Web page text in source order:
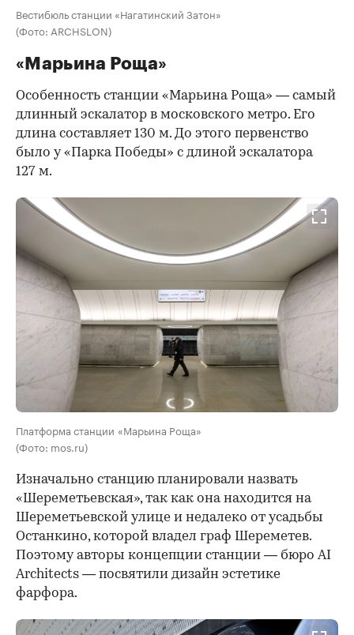
Вестибюль станции «Нагатинский Затон»
(Фото: ARCHSLON)
«Марьина Роща»
Особенность станции «Марьина Роща» — самый
длинный эскалатор в московского метро. Его
длина составляет 130 м. До этого первенство
было у «Парка Победы» с длиной эскалатора
127 м.
Платформа станции «Марьина Роща»
(Фото: mos.ru)
Изначально станцию планировали назвать
«Шереметьевская», так как она находится на
Шереметьевской улице и недалеко от усадьбы
Останкино, которой владел граф Шереметев.
Поэтому авторы концепции станции — бюро AI
Architects — посвятили дизайн эстетике
фарфора.